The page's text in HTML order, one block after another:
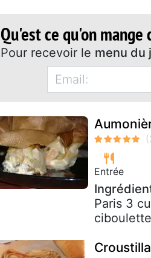
Qu'est ce qu'on mange
Pour recevoir le menu du
Entrée
Paris 3